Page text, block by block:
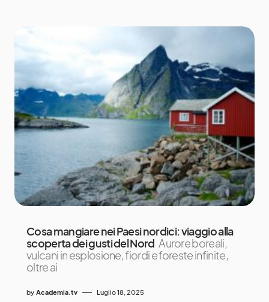
Cosa mangiare nei Paesi nordici: viaggio alla
scoperta dei gusti del Nord Aurore boreali,
vulcani in esplosione, fiordi e foreste infinite,
oltre ai
by Academia.tv Luglio 18, 2025